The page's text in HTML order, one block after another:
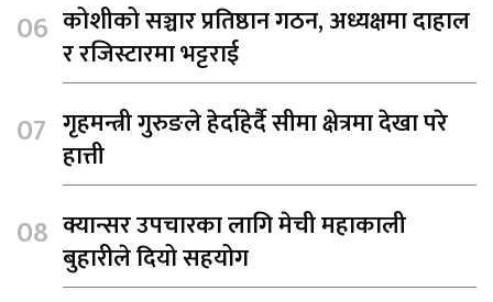
कोशीको सञ्चार प्रतिष्ठान गठन, अध्यक्षमा दाहाल
र रजिस्टारमा भट्टराई
गृहमन्त्री गुरुङले हेर्दाहेर्दै सीमा क्षेत्रमा देखा परे
हात्ती
क्यान्सर उपचारका लागि मेची महाकाली
बुहारीले दियो सहयोग